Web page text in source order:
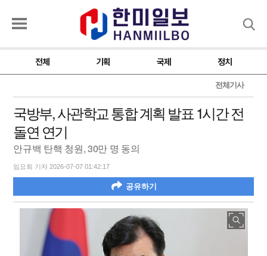
전체 기획 국제 정치
전체기사
국방부, 사관학교 통합 계획 발표 1시간 전
돌연 연기
안규백 탄핵 청원, 30만 명 동의
임요희 기자 2026-07-07 01:42:17
공유하기